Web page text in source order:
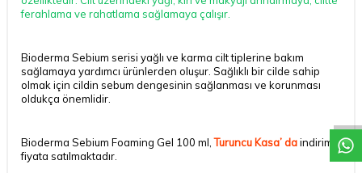
ferahlama ve rahatlama sağlamaya çalışır.
Bioderma Sebium serisi yağlı ve karma cilt tiplerine bakım
sağlamaya yardımcı ürünlerden oluşur. Sağlıklı bir cilde sahip
olmak için cildin sebum dengesinin sağlanması ve korunması
oldukça önemlidir.
Bioderma Sebium Foaming Gel 100 ml,Turuncu Kasa’ daindirimli
fiyata satılmaktadır.